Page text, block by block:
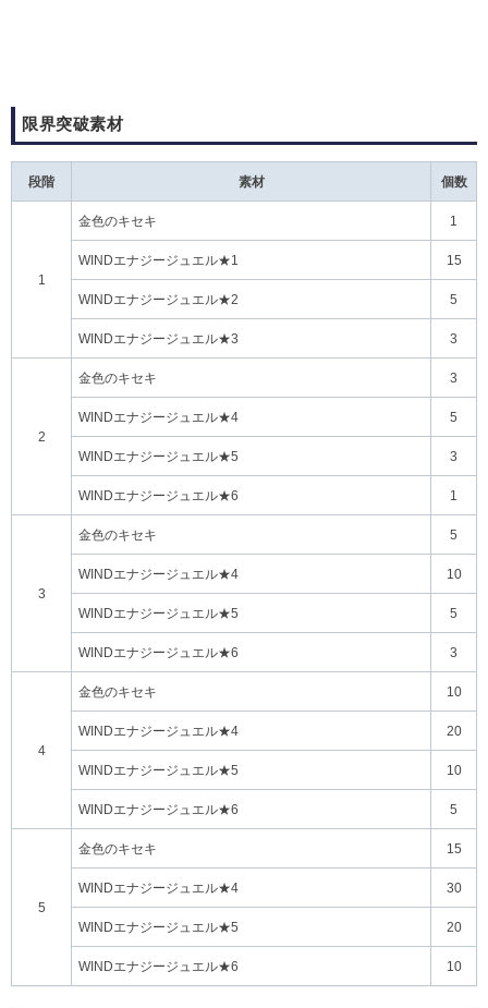
限界突破素材
段階 素材 個数
1
金色のキセキ 1
WINDエナジージュエル★1 15
WINDエナジージュエル★2 5
WINDエナジージュエル★3 3
2
金色のキセキ 3
WINDエナジージュエル★4 5
WINDエナジージュエル★5 3
WINDエナジージュエル★6 1
3
金色のキセキ 5
WINDエナジージュエル★4 10
WINDエナジージュエル★5 5
WINDエナジージュエル★6 3
4
金色のキセキ 10
WINDエナジージュエル★4 20
WINDエナジージュエル★5 10
WINDエナジージュエル★6 5
5
金色のキセキ 15
WINDエナジージュエル★4 30
WINDエナジージュエル★5 20
WINDエナジージュエル★6 10